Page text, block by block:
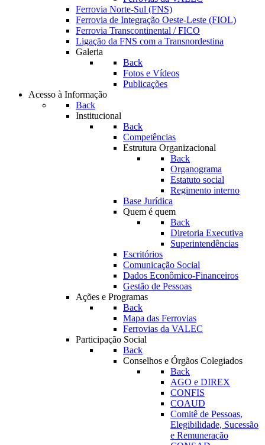
Ferrovia Norte-Sul (FNS)
Ferrovia de Integração Oeste-Leste (FIOL)
Ferrovia Transcontinental / FICO
Ligação da FNS com a Transnordestina
Galeria
Back
Fotos e Vídeos
Publicações
Acesso à Informação
Back
Institucional
Back
Competências
Estrutura Organizacional
Back
Organograma
Estatuto social
Regimento interno
Base Jurídica
Quem é quem
Back
Diretoria Executiva
Superintendências
Escritórios
Comunicação Social
Dados Econômico-Financeiros
Gestão de Pessoas
Ações e Programas
Back
Mapa das Ferrovias
Ferrovias da VALEC
Participação Social
Back
Conselhos e Órgãos Colegiados
Back
AGO e DIREX
CONFIS
COAUD
Comitê de Pessoas,
Elegibilidade, Sucessão
e Remuneração